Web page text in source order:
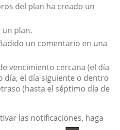
del plan ha creado un
un plan.
un comentario en una
vencimiento cercana (el día
día, el día siguiente o dentro
(hasta el séptimo día de
las notificaciones, haga